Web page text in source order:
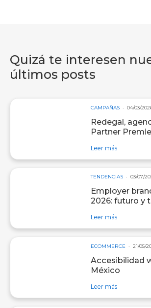
Quizá te interesen
últimos posts
CAMPAÑAS 04/03/
Redegal,
Partner
Leer mássobre
TENDENCIAS 03/07/
Employer
2026: futuro y
Leer mássobre
ECOMMERCE 21/05/
Accesibilidad
México
Leer mássobre